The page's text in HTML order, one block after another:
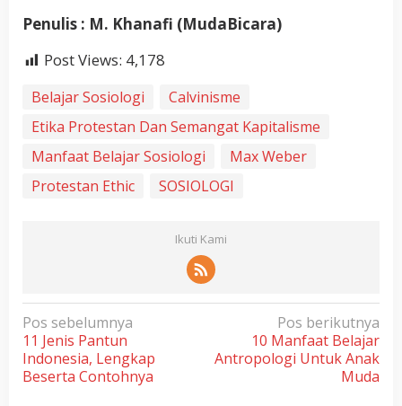
Penulis : M. Khanafi (MudaBicara)
Post Views: 4,178
Belajar Sosiologi
Calvinisme
Etika Protestan Dan Semangat Kapitalisme
Manfaat Belajar Sosiologi
Max Weber
Protestan Ethic
SOSIOLOGI
Ikuti Kami
N
a
v
Pos sebelumnya
11 Jenis Pantun
Indonesia, Lengkap
Beserta Contohnya
Pos berikutnya
10 Manfaat Belajar
Antropologi Untuk Anak
Muda